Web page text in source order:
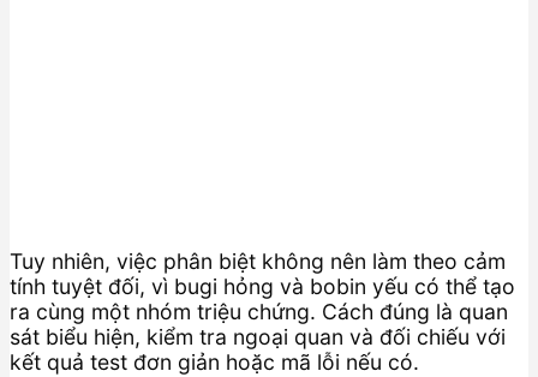
Tuy nhiên, việc phân biệt không nên làm theo cảm
tính tuyệt đối, vì bugi hỏng và bobin yếu có thể tạo
ra cùng một nhóm triệu chứng. Cách đúng là quan
sát biểu hiện, kiểm tra ngoại quan và đối chiếu với
kết quả test đơn giản hoặc mã lỗi nếu có.